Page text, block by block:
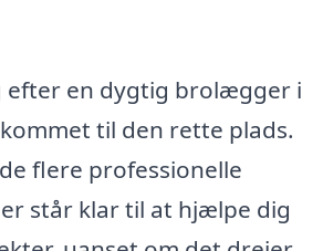
efter en dygtig brolægger i
kommet til den rette plads.
flere professionelle
står klar til at hjælpe dig